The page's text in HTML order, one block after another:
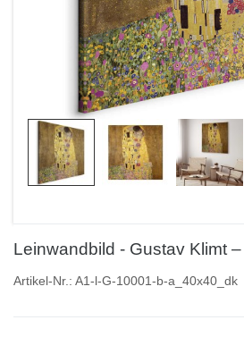
Leinwandbild - Gustav Klimt
Artikel-Nr.: A1-l-G-10001-b-a_40x40_dk